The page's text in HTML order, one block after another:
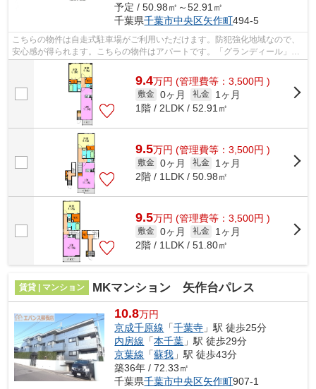
予定 / 50.98㎡～52.91㎡
千葉県千葉市中央区矢作町494-5
こちらの物件は自走式駐車場がご利用いただけます。防犯強化地域なので、
安心感が得られます。こちらの物件はアパートです。「グランディール」の
ここがイチオシ。エバンス 蘇我店ま...
9.4万円 (管理費等：3,500円 )
敷金 0ヶ月 礼金
1ヶ月
1階 / 2LDK / 52.91㎡
9.5万円 (管理費等：3,500円 )
敷金 0ヶ月 礼金
1ヶ月
2階 / 1LDK / 50.98㎡
9.5万円 (管理費等：3,500円 )
敷金 0ヶ月 礼金
1ヶ月
2階 / 1LDK / 51.80㎡
賃貸 | マンション MKマンション 矢作台パレス
10.8万円
京成千原線 「千葉寺 」駅 徒歩25分
内房線 「本千葉 」駅 徒歩29分
京葉線 「蘇我 」駅 徒歩43分
築36年 / 72.33㎡
千葉県千葉市中央区矢作町907-1